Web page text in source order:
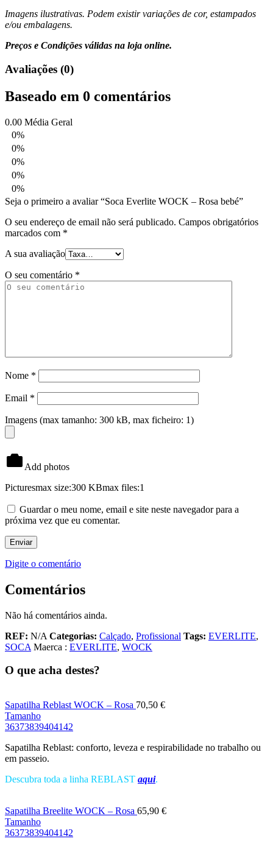
Imagens ilustrativas. Podem existir variações de cor, estampados
e/ou embalagens.
Preços e Condições válidas na loja online.
Avaliações (0)
Baseado em 0 comentários
0.00 Média Geral
0%
0%
0%
0%
0%
Seja o primeiro a avaliar “Soca Everlite WOCK – Rosa bebé”
O seu endereço de email não será publicado. Campos obrigatórios
marcados com *
A sua avaliação
O seu comentário *
Nome *
Email *
Imagens (max tamanho: 300 kB, max ficheiro: 1)
Add photos
Picturesmax size:300 KBmax files:1
Guardar o meu nome, email e site neste navegador para a
próxima vez que eu comentar.
Digite o comentário
Comentários
Não há comentários ainda.
REF: N/A Categorias: Calçado, Profissional Tags: EVERLITE,
SOCA Maerca : EVERLITE, WOCK
O que acha destes?
Sapatilha Reblast WOCK – Rosa 70,50 €
Tamanho
36373839404142
Sapatilha Reblast: conforto, leveza e respirabilidade no trabalho ou
em passeio.
Descubra toda a linha REBLAST aqui.
Sapatilha Breelite WOCK – Rosa 65,90 €
Tamanho
36373839404142